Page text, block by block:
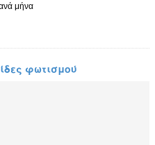
μήνα
φωτισμού